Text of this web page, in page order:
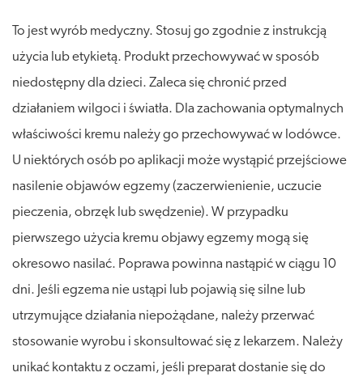
To jest wyrób medyczny. Stosuj go zgodnie z instrukcją
użycia lub etykietą. Produkt przechowywać w sposób
niedostępny dla dzieci. Zaleca się chronić przed
działaniem wilgoci i światła. Dla zachowania optymalnych
właściwości kremu należy go przechowywać w lodówce.
U niektórych osób po aplikacji może wystąpić przejściowe
nasilenie objawów egzemy (zaczerwienienie, uczucie
pieczenia, obrzęk lub swędzenie). W przypadku
pierwszego użycia kremu objawy egzemy mogą się
okresowo nasilać. Poprawa powinna nastąpić w ciągu 10
dni. Jeśli egzema nie ustąpi lub pojawią się silne lub
utrzymujące działania niepożądane, należy przerwać
stosowanie wyrobu i skonsultować się z lekarzem. Należy
unikać kontaktu z oczami, jeśli preparat dostanie się do